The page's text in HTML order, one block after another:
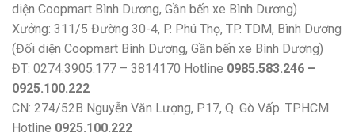
diện Coopmart Bình Dương, Gần bến xe Bình Dương)
Xưởng: 311/5 Đường 30-4, P. Phú Thọ, TP. TDM, Bình Dương
(Đối diện Coopmart Bình Dương, Gần bến xe Bình Dương)
ĐT: 0274.3905.177 – 3814170 Hotline 0985.583.246 –
0925.100.222
CN: 274/52B Nguyễn Văn Lượng, P.17, Q. Gò Vấp. TP.HCM
Hotline 0925.100.222